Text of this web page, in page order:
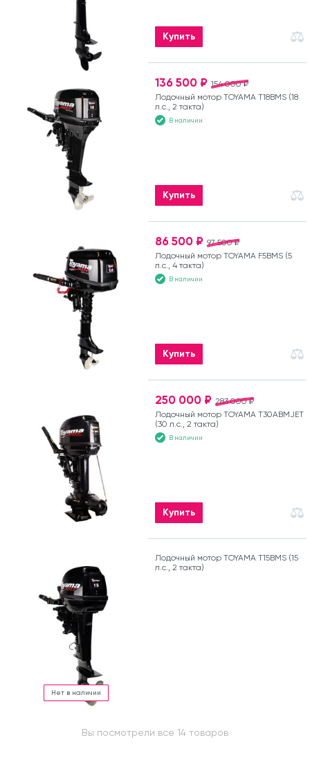
Купить
154 000 ₽
136 500 ₽
Лодочный мотор TOYAMA T18BMS (18
л.с., 2 такта)
В наличии
Купить
97 500 ₽
86 500 ₽
Лодочный мотор TOYAMA F5BMS (5
л.с., 4 такта)
В наличии
Купить
283 000 ₽
250 000 ₽
Лодочный мотор TOYAMA T30ABMJET
(30 л.с., 2 такта)
В наличии
Купить
Нет в наличии
Лодочный мотор TOYAMA T15BMS (15
л.с., 2 такта)
Вы посмотрели все 14 товаров